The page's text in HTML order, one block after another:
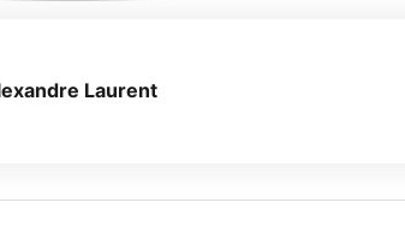
Laurent